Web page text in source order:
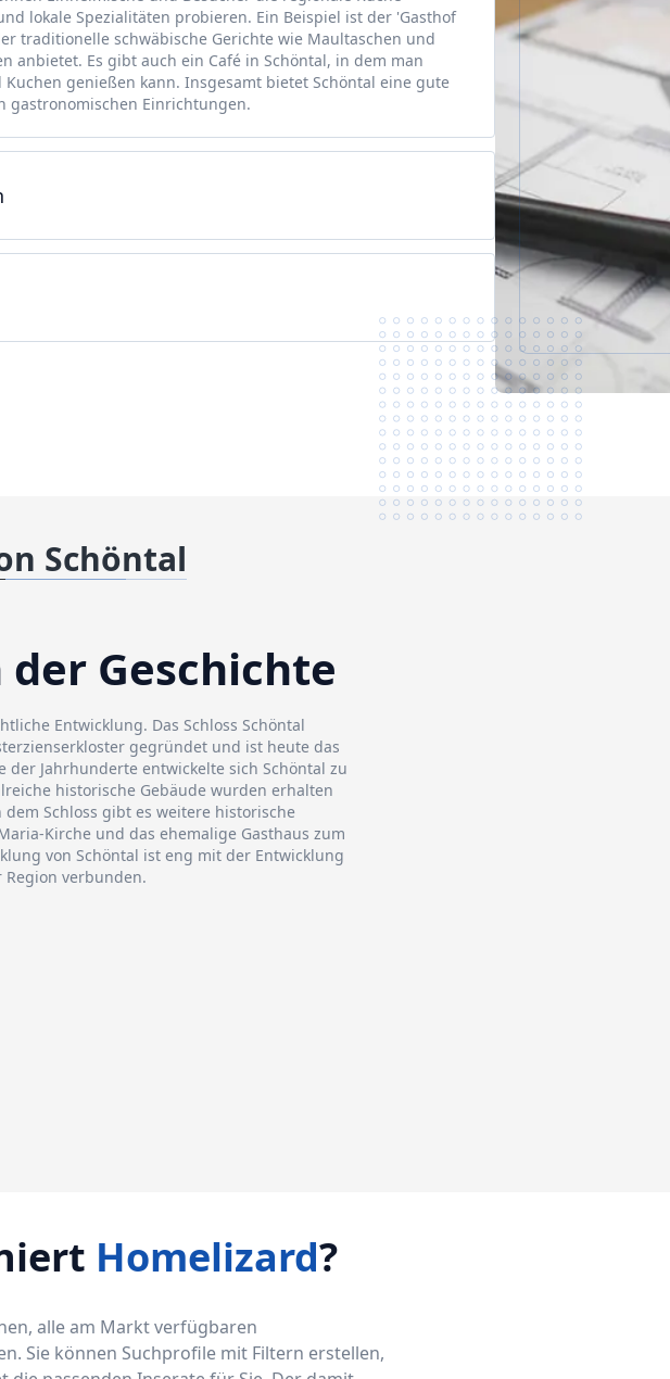
lokale Spezialitäten probieren. Ein Beispiel ist der 'Gasthof
traditionelle schwäbische Gerichte wie Maultaschen und
anbietet. Es gibt auch ein Café in Schöntal, in dem man
Kuchen genießen kann. Insgesamt bietet Schöntal eine gute
gastronomischen Einrichtungen.
Schöntal
Geschichte
Entwicklung. Das Schloss Schöntal
gegründet und ist heute das
der Jahrhunderte entwickelte sich Schöntal zu
historische Gebäude wurden erhalten
Schloss gibt es weitere historische
Kirche und das ehemalige Gasthaus zum
von Schöntal ist eng mit der Entwicklung
verbunden.
Homelizard?
alle am Markt verfügbaren
Sie können Suchprofile mit Filtern erstellen,